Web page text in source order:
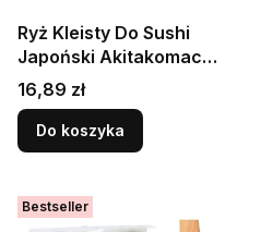
Ryż Kleisty Do Sushi
Japoński Akitakomachi
Okrągłe Ziarno 1kg
1000g SEN SOY
Cena
16,89 zł
Do koszyka
Bestseller